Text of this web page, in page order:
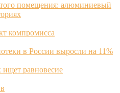
помещения: алюминиевый
компромисса
в России выросли на 11%
равновесие